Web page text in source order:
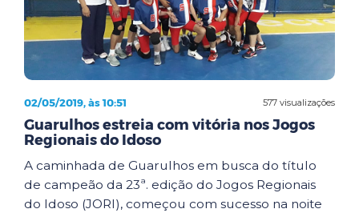
577 visualizações
02/05/2019, às 10:51
Guarulhos estreia com vitória nos Jogos
Regionais do Idoso
A caminhada de Guarulhos em busca do título
de campeão da 23ª. edição do Jogos Regionais
do Idoso (JORI), começou com sucesso na noite